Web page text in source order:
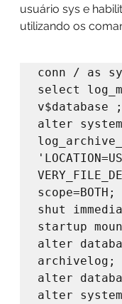
usuário sys e
utilizando os
conn / as
select
v$database ;
alter
scope=BOTH;
shut
startup
alter
archivelog;
alter
alter